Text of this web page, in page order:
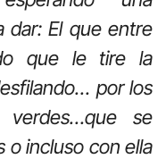
dar: El que entre
que le tire la
por los
verdes…que se
o incluso con ella